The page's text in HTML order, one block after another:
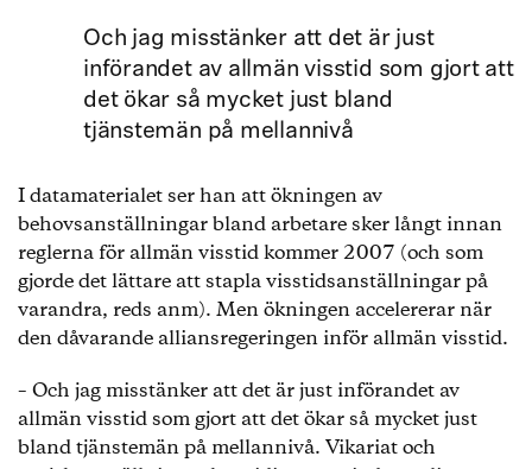
Och jag misstänker att det är just
införandet av allmän visstid som gjort att
det ökar så mycket just bland
tjänstemän på mellannivå
I datamaterialet ser han att ökningen av
behovsanställningar bland arbetare sker långt innan
reglerna för allmän visstid kommer 2007 (och som
gjorde det lättare att stapla visstidsanställningar på
varandra, reds anm). Men ökningen accelererar när
den dåvarande alliansregeringen inför allmän visstid.
– Och jag misstänker att det är just införandet av
allmän visstid som gjort att det ökar så mycket just
bland tjänstemän på mellannivå. Vikariat och